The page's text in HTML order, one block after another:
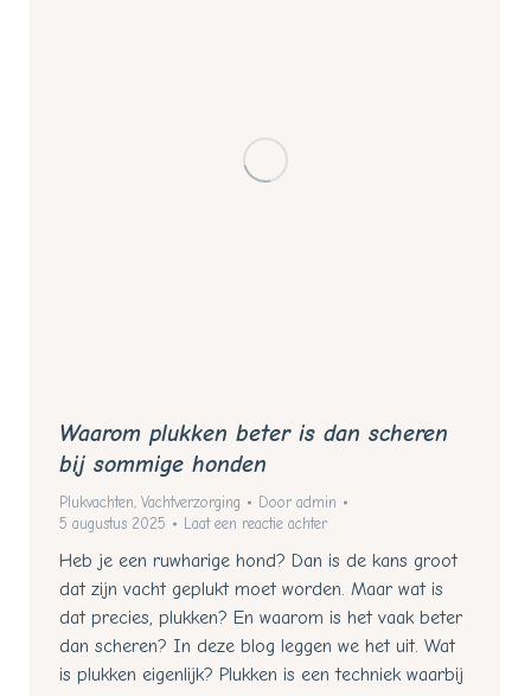
Waarom plukken beter is dan scheren
bij sommige honden
Plukvachten, Vachtverzorging Door admin
5 augustus 2025
Laat een reactie achter
Heb je een ruwharige hond? Dan is de kans groot
dat zijn vacht geplukt moet worden. Maar wat is
dat precies, plukken? En waarom is het vaak beter
dan scheren? In deze blog leggen we het uit. Wat
is plukken eigenlijk? Plukken is een techniek waarbij